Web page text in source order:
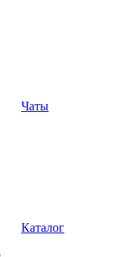
Чаты
Каталог